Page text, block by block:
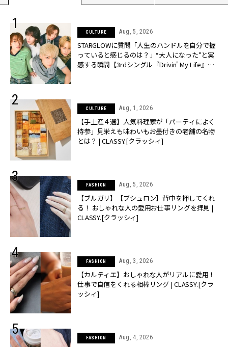
CULTURE Aug, 5, 2026
STARGLOWに質問「人生のハンドルを自分で握
っていると感じるのは？」“大️人になった”と実
感する瞬間【3rdシングル『Drivin' My Life』発
CULTURE Aug, 1, 2026
【手土産４選】人気料理家が「パーティによく
持参」見栄えも味わいもお墨付きの老舗の名物
とは？ | CLASSY.[クラッシィ]
FASHION Aug, 5, 2026
【ブルガリ】【ブシュロン】背中を押してくれ
る！ おしゃれな人の愛用お仕事リングを拝見 |
CLASSY.[クラッシィ]
FASHION Aug, 3, 2026
【カルティエ】おしゃれな人がリアルに愛用！
仕事で自信をくれる相棒リング | CLASSY.[クラ
ッシィ]
FASHION Aug, 4, 2026